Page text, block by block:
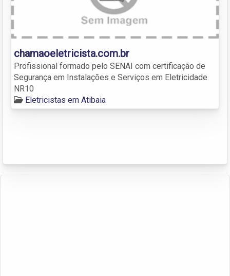
chamaoeletricista.com.br
Profissional formado pelo SENAI com certificação de
Segurança em Instalações e Serviços em Eletricidade
NR10
Eletricistas em Atibaia